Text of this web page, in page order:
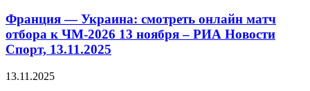
Франция — Украина: смотреть онлайн матч
отбора к ЧМ-2026 13 ноября – РИА Новости
Спорт, 13.11.2025
13.11.2025